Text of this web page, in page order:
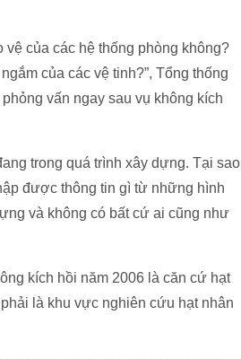
của các hệ thống phòng không?
của các vệ tinh?”, Tổng thống
vấn ngay sau vụ không kích
trong quá trình xây dựng. Tại sao
được thông tin gì từ những hình
và không có bất cứ ai cũng như
kích hồi năm 2006 là căn cứ hạt
là khu vực nghiên cứu hạt nhân